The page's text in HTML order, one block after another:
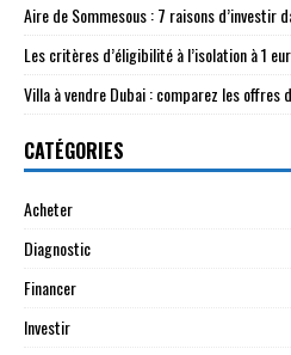
Aire de Sommesous : 7 raisons d’investir
Les critères d’éligibilité à l’isolation à 1
Villa à vendre Dubai : comparez les offres
CATÉGORIES
Acheter
Diagnostic
Financer
Investir